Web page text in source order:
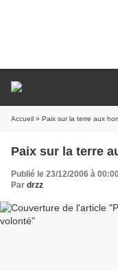
Accueil » Paix sur la terre aux
Paix sur la terre
Publié le 23/12/2006 à
Par drzz